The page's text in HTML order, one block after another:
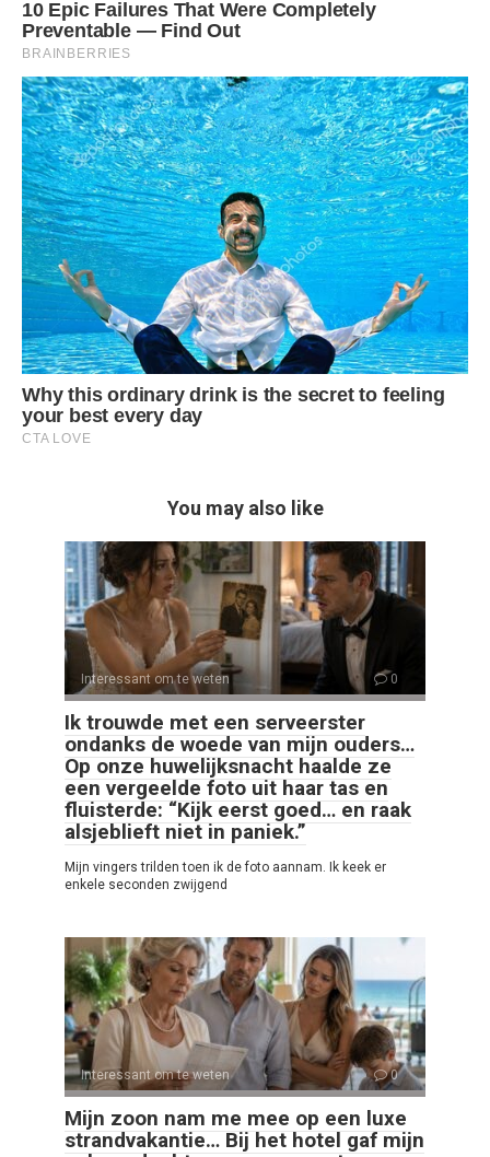
You may also like
Interessant om te weten 0
Ik trouwde met een serveerster
ondanks de woede van mijn ouders…
Op onze huwelijksnacht haalde ze
een vergeelde foto uit haar tas en
fluisterde: “Kijk eerst goed… en raak
alsjeblieft niet in paniek.”
Mijn vingers trilden toen ik de foto aannam. Ik keek er
enkele seconden zwijgend
Interessant om te weten 0
Mijn zoon nam me mee op een luxe
strandvakantie… Bij het hotel gaf mijn